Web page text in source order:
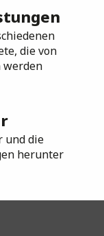
die von
werden
und die
herunter